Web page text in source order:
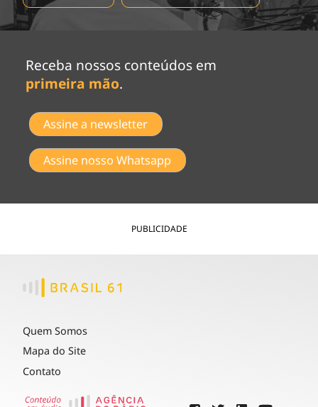
Receba nossos conteúdos em
primeira mão.
Assine a newsletter
Assine nosso Whatsapp
PUBLICIDADE
Quem Somos
Mapa do Site
Contato